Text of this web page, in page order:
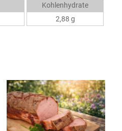
Kohlenhydrate
2,88 g